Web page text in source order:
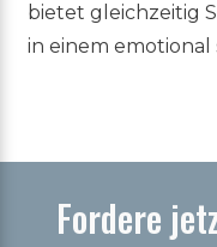
bietet gleichzeitig
in einem
Fordere